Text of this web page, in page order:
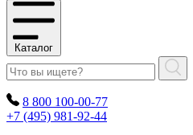
Каталог
8 800 100-00-77
+7 (495) 981-92-44